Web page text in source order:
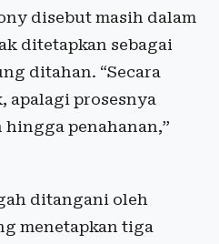
disebut masih dalam
ditetapkan sebagai
ditahan. “Secara
apalagi prosesnya
hingga penahanan,”
ditangani oleh
menetapkan tiga